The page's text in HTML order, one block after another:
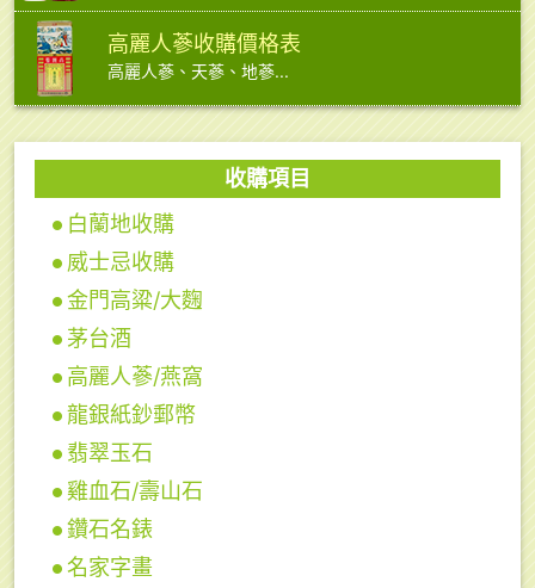
高麗人蔘收購價格表
高麗人蔘、天蔘、地蔘...
收購項目
白蘭地收購
威士忌收購
金門高粱/大麴
茅台酒
高麗人蔘/燕窩
龍銀紙鈔郵幣
翡翠玉石
雞血石/壽山石
鑽石名錶
名家字畫